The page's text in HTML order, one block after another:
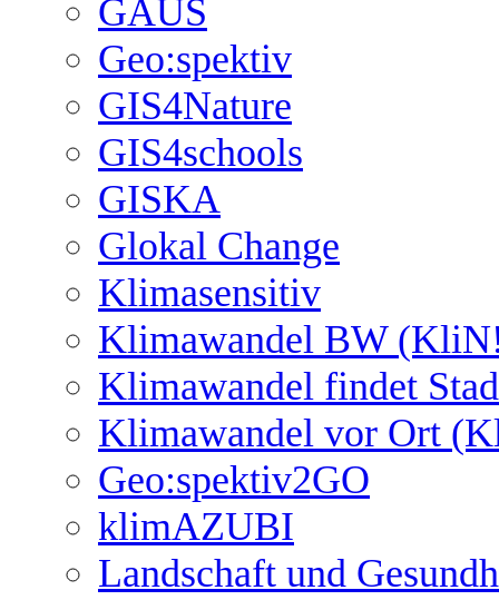
GAUS
Geo:spektiv
GIS4Nature
GIS4schools
GISKA
Glokal Change
Klimasensitiv
Klimawandel BW
Klimawandel findet
Klimawandel vor Ort
Geo:spektiv2GO
klimAZUBI
Landschaft und